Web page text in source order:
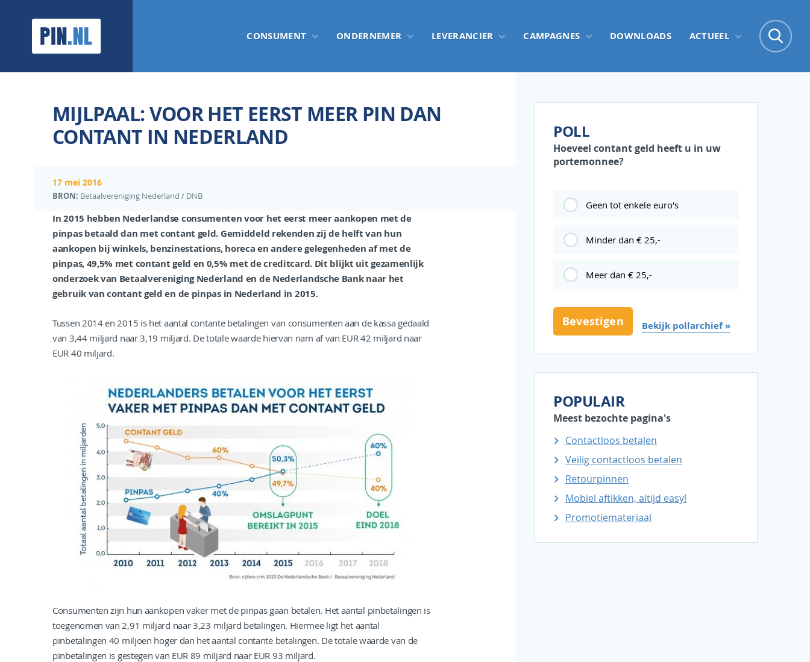
CONSUMENT ONDERNEMER LEVERANCIER CAMPAGNES DOWNLOADS ACTUEEL
MIJLPAAL: VOOR HET EERST MEER PIN DAN
CONTANT IN NEDERLAND
17 mei 2016
BRON: Betaalvereniging Nederland / DNB
In 2015 hebben Nederlandse consumenten voor het eerst meer aankopen met de
pinpas betaald dan met contant geld. Gemiddeld rekenden zij de helft van hun
aankopen bij winkels, benzinestations, horeca en andere gelegenheden af met de
pinpas, 49,5% met contant geld en 0,5% met de creditcard. Dit blijkt uit gezamenlijk
onderzoek van Betaalvereniging Nederland en de Nederlandsche Bank naar het
gebruik van contant geld en de pinpas in Nederland in 2015.
Tussen 2014 en 2015 is het aantal contante betalingen van consumenten aan de kassa gedaald
van 3,44 miljard naar 3,19 miljard. De totale waarde hiervan nam af van EUR 42 miljard naar
EUR 40 miljard.
Consumenten zijn hun aankopen vaker met de pinpas gaan betalen. Het aantal pinbetalingen is
toegenomen van 2,91 miljard naar 3,23 miljard betalingen. Hiermee ligt het aantal
pinbetalingen 40 miljoen hoger dan het aantal contante betalingen. De totale waarde van de
pinbetalingen is gestegen van EUR 89 miljard naar EUR 93 miljard.
POLL
Hoeveel contant geld heeft u in uw
portemonnee?
Geen tot enkele euro's
Minder dan € 25,-
Meer dan € 25,-
Bekijk pollarchief »
POPULAIR
Meest bezochte pagina's
Contactloos betalen
Veilig contactloos betalen
Retourpinnen
Mobiel aftikken, altijd easy!
Promotiemateriaal